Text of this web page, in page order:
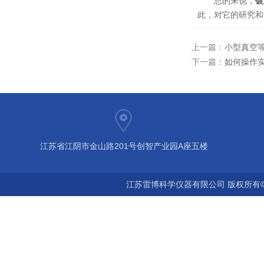
此，对它的研究
上一篇： 小型真空
下一篇： 如何操作
江苏省江阴市金山路201号创智产业园A座五楼
江苏雷博科学仪器有限公司 版权所